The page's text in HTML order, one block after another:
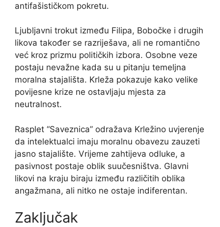
antifašističkom pokretu.
Ljubljavni trokut između Filipa, Bobočke i drugih
likova također se razriješava, ali ne romantično
već kroz prizmu političkih izbora. Osobne veze
postaju nevažne kada su u pitanju temeljna
moralna stajališta. Krleža pokazuje kako velike
povijesne krize ne ostavljaju mjesta za
neutralnost.
Rasplet “Saveznica” odražava Krležino uvjerenje
da intelektualci imaju moralnu obavezu zauzeti
jasno stajalište. Vrijeme zahtijeva odluke, a
pasivnost postaje oblik suučesništva. Glavni
likovi na kraju biraju između različitih oblika
angažmana, ali nitko ne ostaje indiferentan.
Zaključak